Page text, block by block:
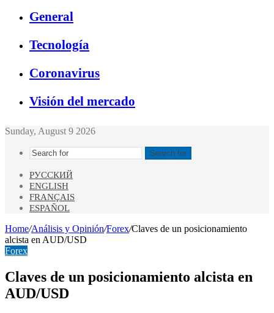
General
Tecnología
Coronavirus
Visión del mercado
Sunday, August 9 2026
Search for
РУССКИЙ
ENGLISH
FRANÇAIS
ESPAÑOL
Home/Análisis y Opinión/Forex/Claves de un posicionamiento
alcista en AUD/USD
Forex
Claves de un posicionamiento alcista en
AUD/USD